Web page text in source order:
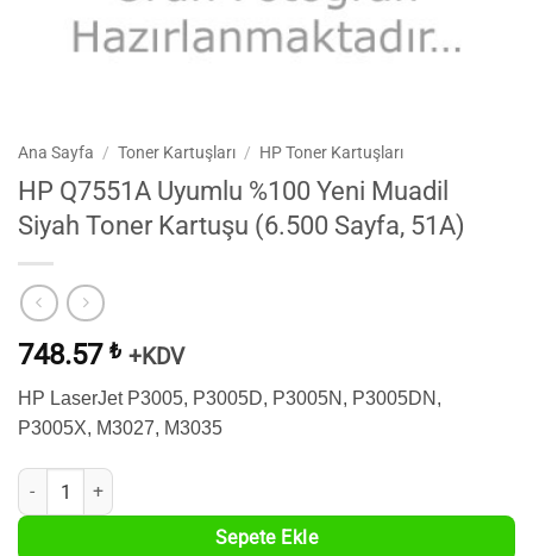
Ana Sayfa / Toner Kartuşları / HP Toner Kartuşları
HP Q7551A Uyumlu %100 Yeni Muadil
Siyah Toner Kartuşu (6.500 Sayfa, 51A)
748.57 ₺ +KDV
HP LaserJet P3005, P3005D, P3005N, P3005DN,
P3005X, M3027, M3035
HP Q7551A Uyumlu %100 Yeni Muadil Siyah Toner Kartuşu (6.500
Sepete Ekle